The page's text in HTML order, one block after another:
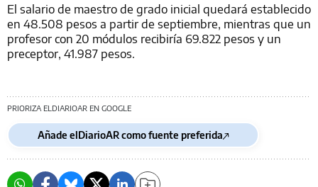
El salario de maestro de grado inicial quedará establecido
en 48.508 pesos a partir de septiembre, mientras que un
profesor con 20 módulos recibiría 69.822 pesos y un
preceptor, 41.987 pesos.
PRIORIZA ELDIARIOAR EN GOOGLE
Añade elDiarioAR como fuente preferida